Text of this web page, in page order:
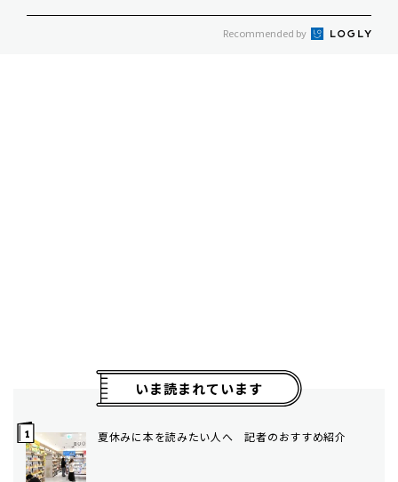
Recommended by
いま読まれています
夏休みに本を読みたい人へ 記者のおすすめ紹介